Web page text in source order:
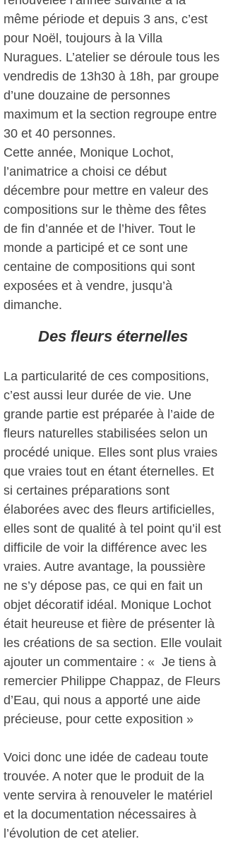
même période et depuis 3 ans, c’est
pour Noël, toujours à la Villa
Nuragues. L’atelier se déroule tous les
vendredis de 13h30 à 18h, par groupe
d’une douzaine de personnes
maximum et la section regroupe entre
30 et 40 personnes.
Cette année, Monique Lochot,
l’animatrice a choisi ce début
décembre pour mettre en valeur des
compositions sur le thème des fêtes
de fin d’année et de l’hiver. Tout le
monde a participé et ce sont une
centaine de compositions qui sont
exposées et à vendre, jusqu’à
dimanche.
Des fleurs éternelles
La particularité de ces compositions,
c’est aussi leur durée de vie. Une
grande partie est préparée à l’aide de
fleurs naturelles stabilisées selon un
procédé unique. Elles sont plus vraies
que vraies tout en étant éternelles. Et
si certaines préparations sont
élaborées avec des fleurs artificielles,
elles sont de qualité à tel point qu’il est
difficile de voir la différence avec les
vraies. Autre avantage, la poussière
ne s’y dépose pas, ce qui en fait un
objet décoratif idéal. Monique Lochot
était heureuse et fière de présenter là
les créations de sa section. Elle voulait
ajouter un commentaire : « Je tiens à
remercier Philippe Chappaz, de Fleurs
d’Eau, qui nous a apporté une aide
précieuse, pour cette exposition »
Voici donc une idée de cadeau toute
trouvée. A noter que le produit de la
vente servira à renouveler le matériel
et la documentation nécessaires à
l’évolution de cet atelier.